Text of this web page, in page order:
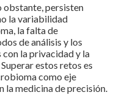
obstante, persisten
la variabilidad
la falta de
de análisis y los
la privacidad y la
estos retos es
como eje
la medicina de precisión.